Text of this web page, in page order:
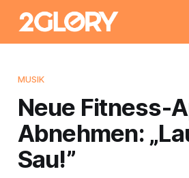
MUSIK
Neue Fitness-
Abnehmen:
Sau!”